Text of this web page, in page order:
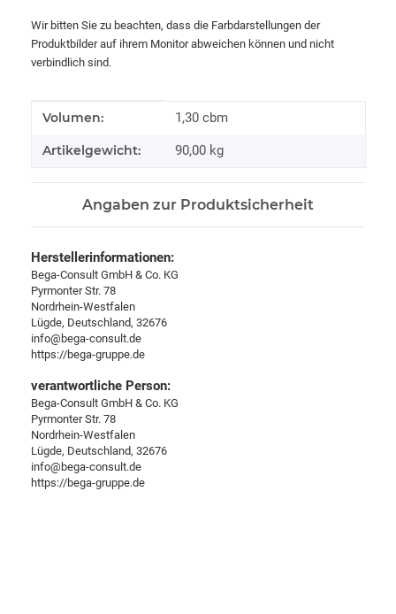
Wir bitten Sie zu beachten, dass die Farbdarstellungen der
Produktbilder auf ihrem Monitor abweichen können und nicht
verbindlich sind.
Produkteigenschaft
Wert
Volumen: 1,30 cbm
Artikelgewicht: 90,00 kg
Angaben zur Produktsicherheit
Herstellerinformationen:
Bega-Consult GmbH & Co. KG
Pyrmonter Str. 78
Nordrhein-Westfalen
Lügde, Deutschland, 32676
info@bega-consult.de
https://bega-gruppe.de
verantwortliche Person:
Bega-Consult GmbH & Co. KG
Pyrmonter Str. 78
Nordrhein-Westfalen
Lügde, Deutschland, 32676
info@bega-consult.de
https://bega-gruppe.de